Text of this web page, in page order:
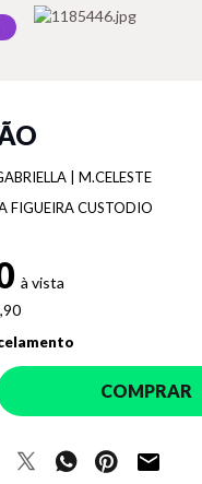
| M.CELESTE
FIGUEIRA CUSTODIO
COMPRAR